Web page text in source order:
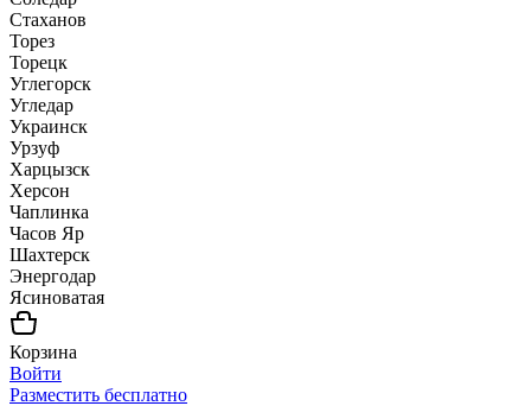
Стаханов
Торез
Торецк
Углегорск
Угледар
Украинск
Урзуф
Харцызск
Херсон
Чаплинка
Часов Яр
Шахтерск
Энергодар
Ясиноватая
Корзина
Войти
Разместить бесплатно